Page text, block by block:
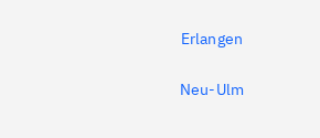
Erlangen
Neu-Ulm